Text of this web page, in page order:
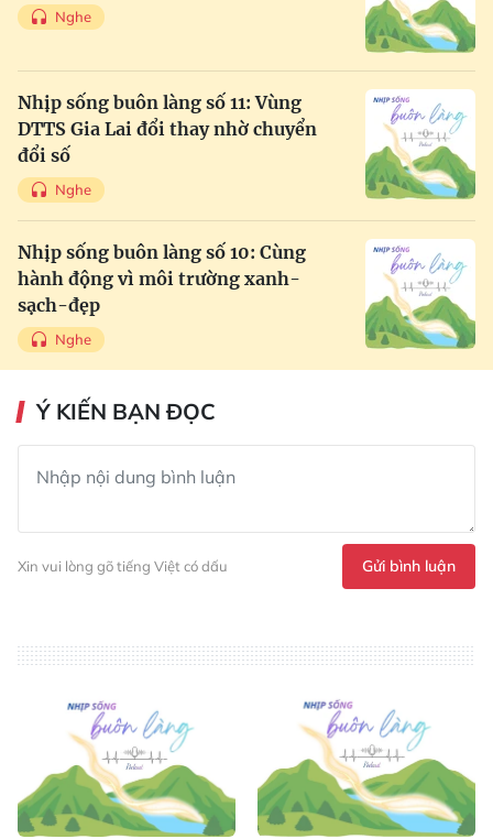
Nghe
Nhịp sống buôn làng số 11: Vùng
DTTS Gia Lai đổi thay nhờ chuyển
đổi số
Nghe
Nhịp sống buôn làng số 10: Cùng
hành động vì môi trường xanh-
sạch-đẹp
Nghe
Ý KIẾN BẠN ĐỌC
Xin vui lòng gõ tiếng Việt có dấu Gửi bình luận